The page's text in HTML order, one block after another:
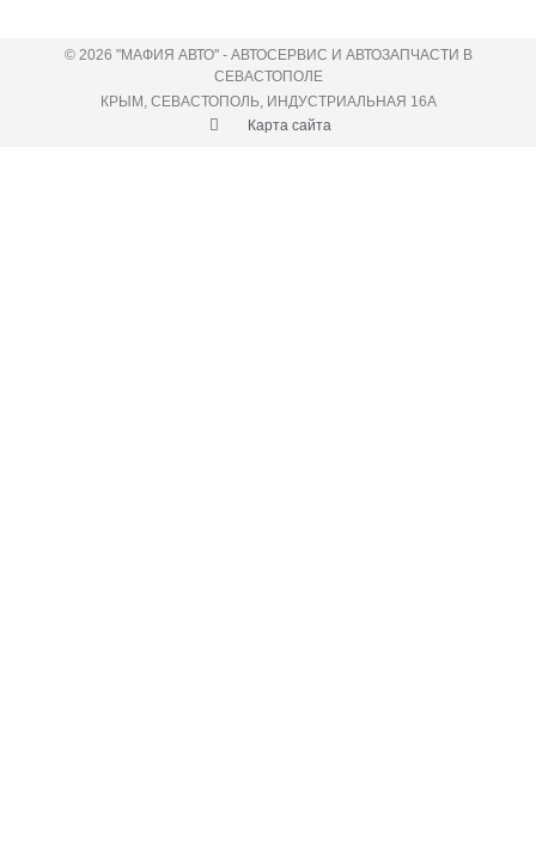
© 2026 "МАФИЯ АВТО" - АВТОСЕРВИС И АВТОЗАПЧАСТИ В
СЕВАСТОПОЛЕ
КРЫМ, СЕВАСТОПОЛЬ, ИНДУСТРИАЛЬНАЯ 16А
Карта сайта